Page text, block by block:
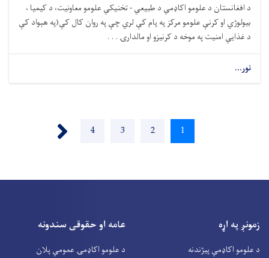
د افغانستان د علومو اکاډمي د طبیعي - تخنیکي علومو معاونیت، د کیمیا ،
بیولوژي او کرنې علومو مرکز په پام کې لري چې په روان کال کې(په هېواد کې
د غذایي امنیت په موخه د کرنیزو او مالدارۍ . . .
نور...
اوسنی
1 پاڼه
2 پاڼه
3 پاڼه
4
زمونږ په اړه
د علومو اکاډمي پیژندنه
عامه او حقوقی سندونه
د علومو اکاډمۍ عمومي پلان